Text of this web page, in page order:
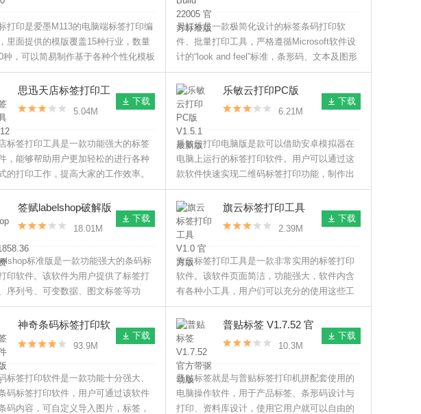
打印是爱墨M113的电脑端标签打印编
里面提供的模版覆盖15种行业，数量
种，可以简易制作基于各种个性化模板
随时随心对标签进行修改，轻松创建
美的标签进行打印使用。
易打标是一款极简化设计的标签条码打印软
件、批量打印工具，严格遵循Microsoft软件设
计的“look and feel”标准，条形码、文本及图形
格式完全符合简洁直观的鼠标操作方式，同时
又具备强大灵活的软件集成性。
思迅天店标签打印工
具 V1.0.0.12 官方版
5.04M
下载
标签打印工具是一款功能强大的标签
，能够帮助用户更加轻松的进行各种
的打印工作，提高大家的工作效率。
乐敏云打印PC版
V1.5.1 最新版
6.21M
下载
乐敏云打印电脑版是款可以借助安卓模拟器在
电脑上运行的标签打印软件。用户可以通过这
款软件快速实现二维码标签打印功能，制作出
符合用户要求的标签，有效的提高了打印效
率，操作简单，方便快捷，非常好用。
签赋labelshop破解版
V6.20.1858.36 绿色
18.01M
下载
标准版是一款功能强大的条码标
印软件。该软件为用户提供了标签打
序列号、可变数据、图文标签等功
在这个版本中还可以保存到云端，可
加方便又轻松来设计打印标签。
旗云标签打印工具
V1.0 官方版
2.39M
下载
旗云标签打印工具是一款非常实用的标签打印
软件。该软件页面简洁，功能强大，软件内含
有各种小工具，用户们可以充分的使用这些工
具编辑各种标签，还能定制条形码，使用起来
十分便利！
神奇条码标签打印软
件不注册版 V4.0 免
93.9M
下载
标签打印软件是一款功能十分强大、
码标签打印软件，用户可通过该软件
码内容，可自定义导入图片，标签，
普贴标签 V1.7.52 官
方带驱动版
10.3M
下载
普贴标签就是与普贴标签打印机拼配套使用的
电脑操作软件，用于产品标签、条形码设计与
打印、资料库设计，使用它用户就可以自由的